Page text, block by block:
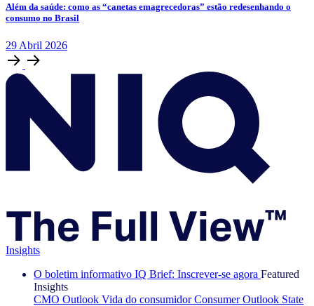
Além da saúde: como as “canetas emagrecedoras” estão redesenhando o
consumo no Brasil
29 Abril 2026
Insights
O boletim informativo IQ Brief: Inscrever-se agora Featured
Insights
CMO Outlook Vida do consumidor Consumer Outlook State